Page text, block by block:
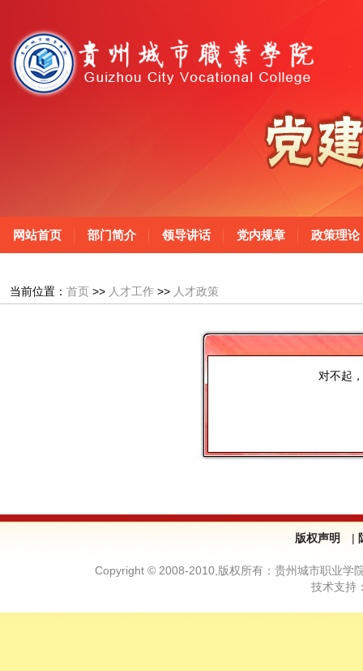
网站首页 部门简介 领导讲话 党内规章 政策理论
当前位置： 首页 >> 人才工作 >> 人才政策
对不起
版权声明 |
Copyright © 2008-2010,版权所有：贵州城市职业
技术支持